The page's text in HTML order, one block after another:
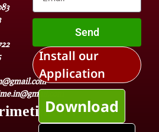
Send
Install our
Application
Download